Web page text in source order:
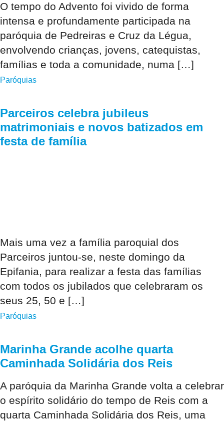
O tempo do Advento foi vivido de forma
intensa e profundamente participada na
paróquia de Pedreiras e Cruz da Légua,
envolvendo crianças, jovens, catequistas,
famílias e toda a comunidade, numa […]
Paróquias
Parceiros celebra jubileus
matrimoniais e novos batizados em
festa de família
Mais uma vez a família paroquial dos
Parceiros juntou-se, neste domingo da
Epifania, para realizar a festa das famílias
com todos os jubilados que celebraram os
seus 25, 50 e […]
Paróquias
Marinha Grande acolhe quarta
Caminhada Solidária dos Reis
A paróquia da Marinha Grande volta a celebrar
o espírito solidário do tempo de Reis com a
quarta Caminhada Solidária dos Reis, uma